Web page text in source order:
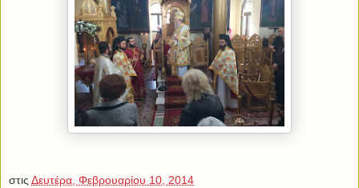
στις Δευτέρα, Φεβρουαρίου 10, 2014